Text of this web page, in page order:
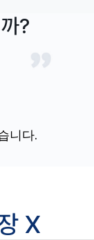
?
니다.
X